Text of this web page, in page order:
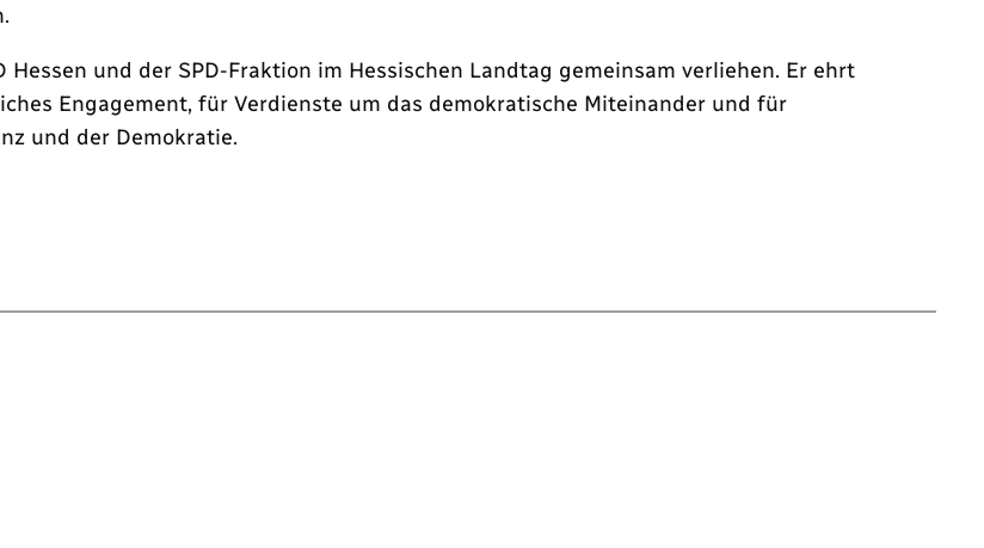
Hessen und der SPD-Fraktion im Hessischen Landtag gemeinsam verliehen. Er ehrt
Engagement, für Verdienste um das demokratische Miteinander und für
und der Demokratie.